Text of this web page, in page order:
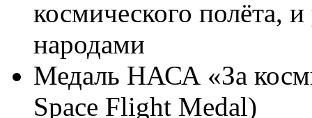
космического полёта,
народами
Медаль НАСА «За
Space Flight Medal)